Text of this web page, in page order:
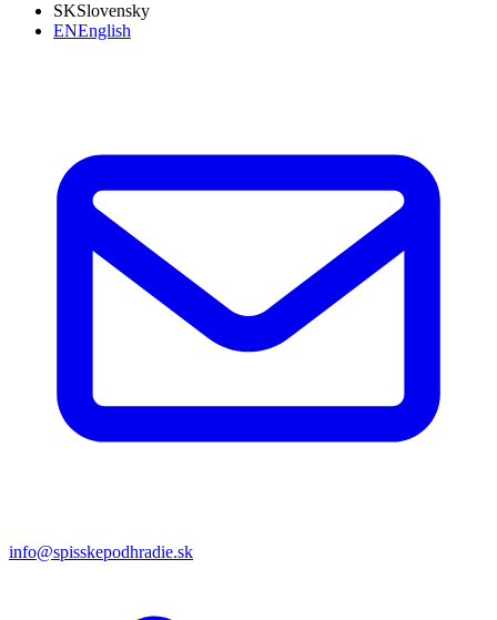
SKSlovensky
ENEnglish
info@spisskepodhradie.sk